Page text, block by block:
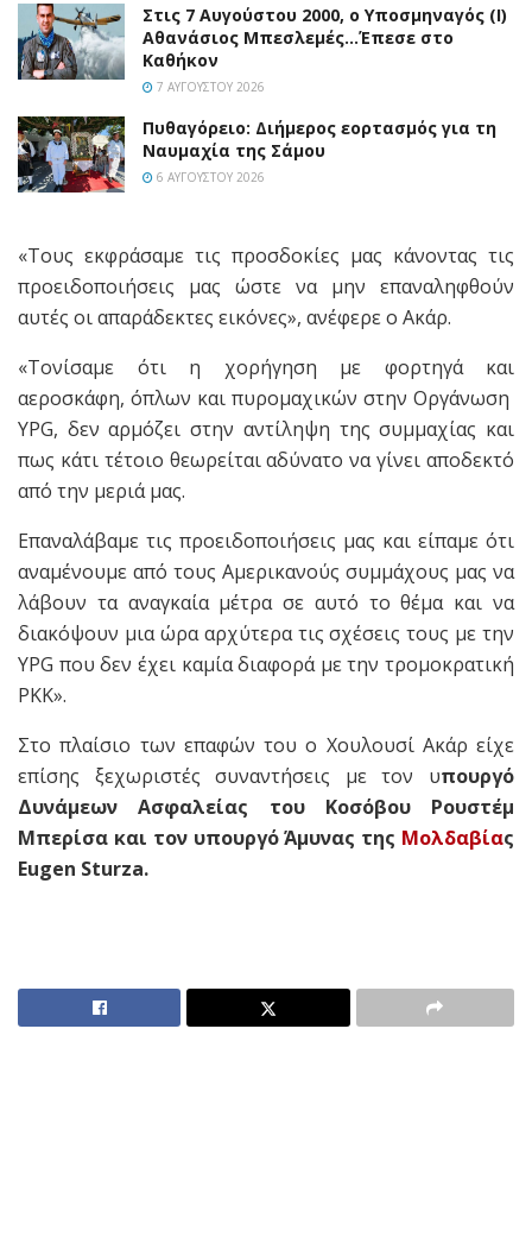
Στις 7 Αυγούστου 2000, ο Υποσμηναγός (Ι)
Αθανάσιος Μπεσλεμές…Έπεσε στο
Καθήκον
7 ΑΥΓΟΎΣΤΟΥ 2026
Πυθαγόρειο: Διήμερος εορτασμός για τη
Ναυμαχία της Σάμου
6 ΑΥΓΟΎΣΤΟΥ 2026
«Τους εκφράσαμε τις προσδοκίες μας κάνοντας τις
προειδοποιήσεις μας ώστε να μην επαναληφθούν
αυτές οι απαράδεκτες εικόνες», ανέφερε ο Ακάρ.
«Τονίσαμε ότι η χορήγηση με φορτηγά και
αεροσκάφη, όπλων και πυρομαχικών στην Οργάνωση
YPG, δεν αρμόζει στην αντίληψη της συμμαχίας και
πως κάτι τέτοιο θεωρείται αδύνατο να γίνει αποδεκτό
από την μεριά μας.
Επαναλάβαμε τις προειδοποιήσεις μας και είπαμε ότι
αναμένουμε από τους Αμερικανούς συμμάχους μας να
λάβουν τα αναγκαία μέτρα σε αυτό το θέμα και να
διακόψουν μια ώρα αρχύτερα τις σχέσεις τους με την
YPG που δεν έχει καμία διαφορά με την τρομοκρατική
PKK».
Στο πλαίσιο των επαφών του ο Χουλουσί Ακάρ είχε
επίσης ξεχωριστές συναντήσεις με τον υπουργό
Δυνάμεων Ασφαλείας του Κοσόβου Ρουστέμ
Μπερίσα και τον υπουργό Άμυνας της Μολδαβίας
Eugen Sturza.